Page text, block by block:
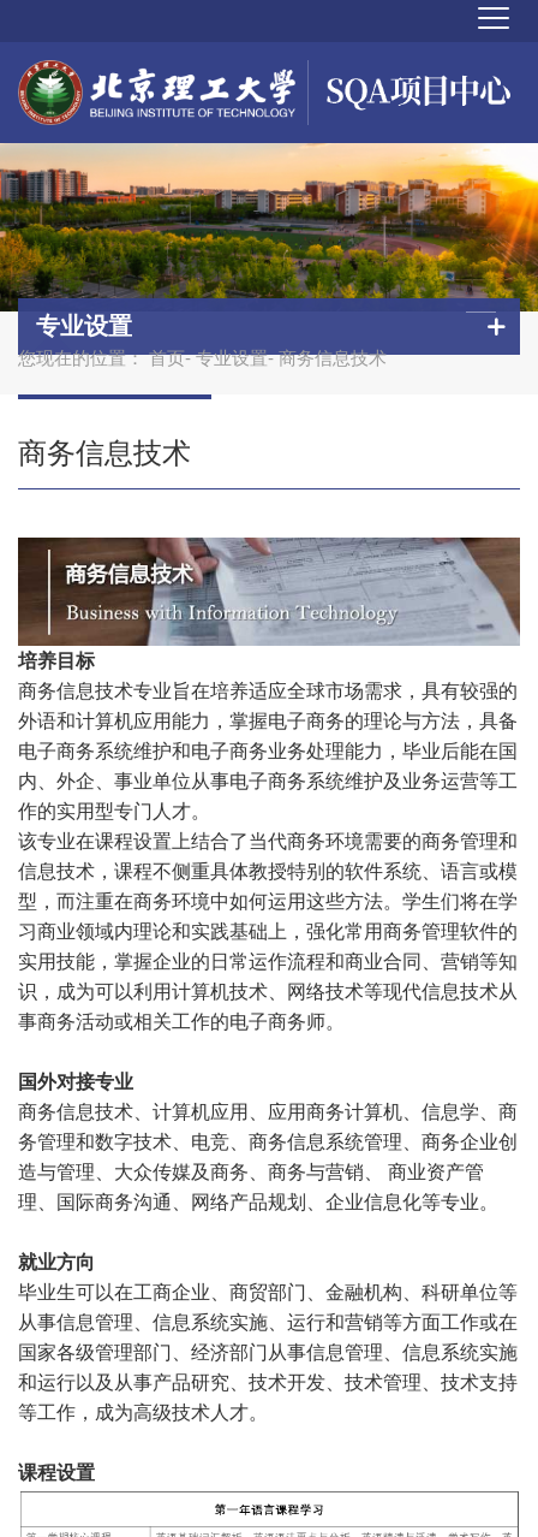
您现在的位置：首页-专业设置- 商务信息技术
专业设置
商务信息技术
培养目标
商务信息技术专业旨在培养适应全球市场需求，具有较强的
外语和计算机应用能力，掌握电子商务的理论与方法，具备
电子商务系统维护和电子商务业务处理能力，毕业后能在国
内、外企、事业单位从事电子商务系统维护及业务运营等工
作的实用型专门人才。
该专业在课程设置上结合了当代商务环境需要的商务管理和
信息技术，课程不侧重具体教授特别的软件系统、语言或模
型，而注重在商务环境中如何运用这些方法。学生们将在学
习商业领域内理论和实践基础上，强化常用商务管理软件的
实用技能，掌握企业的日常运作流程和商业合同、营销等知
识，成为可以利用计算机技术、网络技术等现代信息技术从
事商务活动或相关工作的电子商务师。
国外对接专业
商务信息技术、计算机应用、应用商务计算机、信息学、商
务管理和数字技术、电竞、商务信息系统管理、商务企业创
造与管理、大众传媒及商务、商务与营销、 商业资产管
理、国际商务沟通、网络产品规划、企业信息化等专业。
就业方向
毕业生可以在工商企业、商贸部门、金融机构、科研单位等
从事信息管理、信息系统实施、运行和营销等方面工作或在
国家各级管理部门、经济部门从事信息管理、信息系统实施
和运行以及从事产品研究、技术开发、技术管理、技术支持
等工作，成为高级技术人才。
课程设置